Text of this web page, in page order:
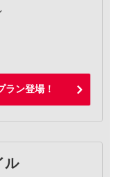
ン登場！
ル